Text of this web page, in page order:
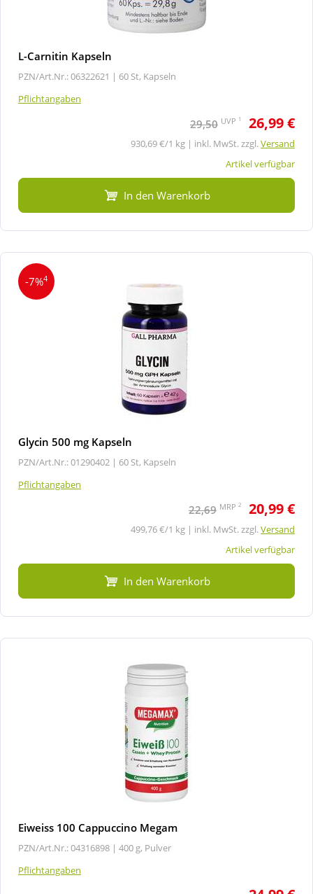
L-Carnitin Kapseln
PZN/Art.Nr.: 06322621 | 60 St, Kapseln
Pflichtangaben
29,50 UVP 1 26,99 €
930,69 €/1 kg | inkl. MwSt. zzgl.Versand
Artikel verfügbar
In den Warenkorb
-7%4
Glycin 500 mg Kapseln
PZN/Art.Nr.: 01290402 | 60 St, Kapseln
Pflichtangaben
22,69 MRP 2 20,99 €
499,76 €/1 kg | inkl. MwSt. zzgl.Versand
Artikel verfügbar
In den Warenkorb
Eiweiss 100 Cappuccino Megam
PZN/Art.Nr.: 04316898 | 400 g, Pulver
Pflichtangaben